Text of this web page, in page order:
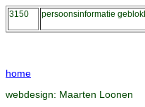
3150 persoonsinformatie
home
webdesign: Maarten Loonen